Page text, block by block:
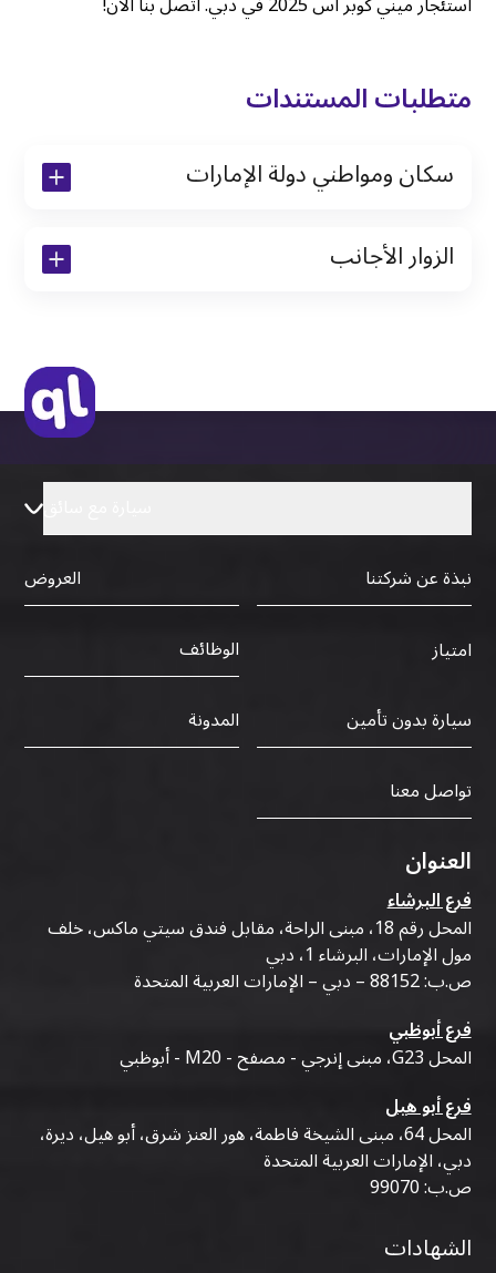
متطلبات المستندات
سكان ومواطني دولة الإمارات
نسخة من تأشيرة الاقامة
الزوار الأجانب
نبذة عن شركتنا
العروض
امتياز
الوظائف
سيارة بدون تأمين
المدونة
تواصل معنا
العنوان
فرع البرشاء
المحل رقم 18، مبنى الراحة، مقابل فندق سيتي ماكس، خلف
مول الإمارات، البرشاء 1، دبي
ص.ب: 88152 – دبي – الإمارات العربية المتحدة
فرع أبوظبي
المحل G23، مبنى إنرجي - مصفح - M20 - أبوظبي
فرع أبو هيل
المحل 64، مبنى الشيخة فاطمة، هور العنز شرق، أبو هيل، ديرة،
دبي، الإمارات العربية المتحدة
ص.ب: 99070
الشهادات